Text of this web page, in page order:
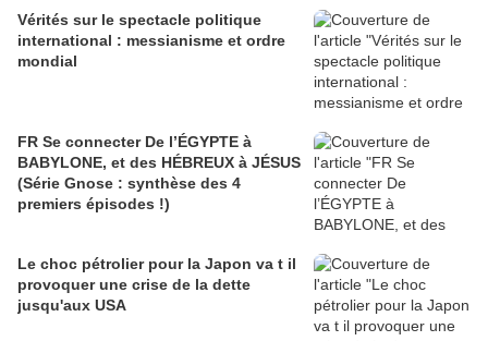
Vérités sur le spectacle politique
international : messianisme et ordre
mondial
FR Se connecter De l’ÉGYPTE à
BABYLONE, et des HÉBREUX à JÉSUS
(Série Gnose : synthèse des 4
premiers épisodes !)
Le choc pétrolier pour la Japon va t il
provoquer une crise de la dette
jusqu'aux USA